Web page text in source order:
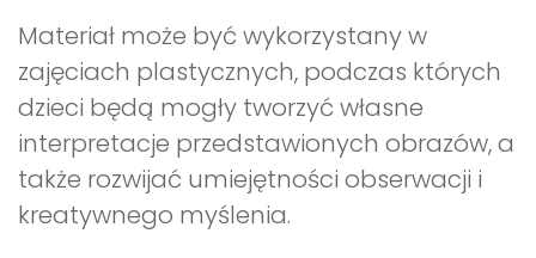
Materiał może być wykorzystany w
zajęciach plastycznych, podczas których
dzieci będą mogły tworzyć własne
interpretacje przedstawionych obrazów, a
także rozwijać umiejętności obserwacji i
kreatywnego myślenia.